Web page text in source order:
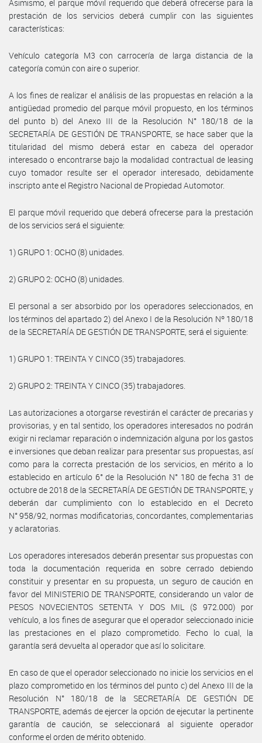
Asimismo, el parque móvil requerido que deberá ofrecerse para la
prestación de los servicios deberá cumplir con las siguientes
características:
Vehículo categoría M3 con carrocería de larga distancia de la
categoría común con aire o superior.
A los fines de realizar el análisis de las propuestas en relación a la
antigüedad promedio del parque móvil propuesto, en los términos
del punto b) del Anexo III de la Resolución N° 180/18 de la
SECRETARÍA DE GESTIÓN DE TRANSPORTE, se hace saber que la
titularidad del mismo deberá estar en cabeza del operador
interesado o encontrarse bajo la modalidad contractual de leasing
cuyo tomador resulte ser el operador interesado, debidamente
inscripto ante el Registro Nacional de Propiedad Automotor.
El parque móvil requerido que deberá ofrecerse para la prestación
de los servicios será el siguiente:
1) GRUPO 1: OCHO (8) unidades.
2) GRUPO 2: OCHO (8) unidades.
El personal a ser absorbido por los operadores seleccionados, en
los términos del apartado 2) del Anexo I de la Resolución Nº 180/18
de la SECRETARÍA DE GESTIÓN DE TRANSPORTE, será el siguiente:
1) GRUPO 1: TREINTA Y CINCO (35) trabajadores.
2) GRUPO 2: TREINTA Y CINCO (35) trabajadores.
Las autorizaciones a otorgarse revestirán el carácter de precarias y
provisorias, y en tal sentido, los operadores interesados no podrán
exigir ni reclamar reparación o indemnización alguna por los gastos
e inversiones que deban realizar para presentar sus propuestas, así
como para la correcta prestación de los servicios, en mérito a lo
establecido en artículo 6° de la Resolución N° 180 de fecha 31 de
octubre de 2018 de la SECRETARÍA DE GESTIÓN DE TRANSPORTE, y
deberán dar cumplimiento con lo establecido en el Decreto
N° 958/92, normas modificatorias, concordantes, complementarias
y aclaratorias.
Los operadores interesados deberán presentar sus propuestas con
toda la documentación requerida en sobre cerrado debiendo
constituir y presentar en su propuesta, un seguro de caución en
favor del MINISTERIO DE TRANSPORTE, considerando un valor de
PESOS NOVECIENTOS SETENTA Y DOS MIL ($ 972.000) por
vehículo, a los fines de asegurar que el operador seleccionado inicie
las prestaciones en el plazo comprometido. Fecho lo cual, la
garantía será devuelta al operador que así lo solicitare.
En caso de que el operador seleccionado no inicie los servicios en el
plazo comprometido en los términos del punto c) del Anexo III de la
Resolución N° 180/18 de la SECRETARÍA DE GESTIÓN DE
TRANSPORTE, además de ejercer la opción de ejecutar la pertinente
garantía de caución, se seleccionará al siguiente operador
conforme el orden de mérito obtenido.